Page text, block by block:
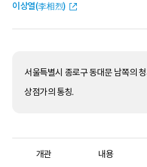
이상열(李相烈)
서울특별시 종로구 동대문 남쪽의
상점가의 통칭.
개관 내용